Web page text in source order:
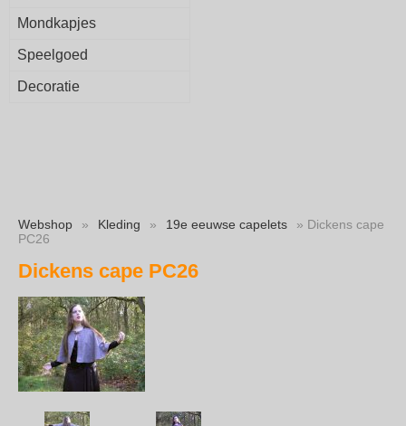
Mondkapjes
Speelgoed
Decoratie
Webshop » Kleding » 19e eeuwse capelets
» Dickens cape
PC26
Dickens cape PC26